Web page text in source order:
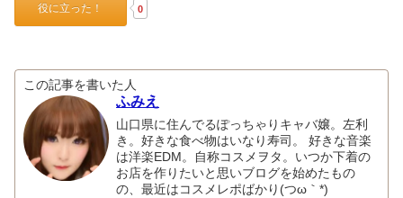
役に立った！ 0
この記事を書いた人
ふみえ
山口県に住んでるぽっちゃりキャバ嬢。左利
き。好きな食べ物はいなり寿司。 好きな音楽
は洋楽EDM。自称コスメヲタ。いつか下着の
お店を作りたいと思いブログを始めたもの
の、最近はコスメレポばかり(つω｀*)